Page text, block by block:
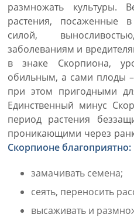
размножать культуры.
растения, посаженные
силой,
заболеваниям и
в знаке Скорпиона,
обильным, а сами плоды
при этом пригодными
Единственный минус
период растения
проникающими через
Скорпионе благоприятно:
замачивать семена;
сеять, переносить
высаживать и